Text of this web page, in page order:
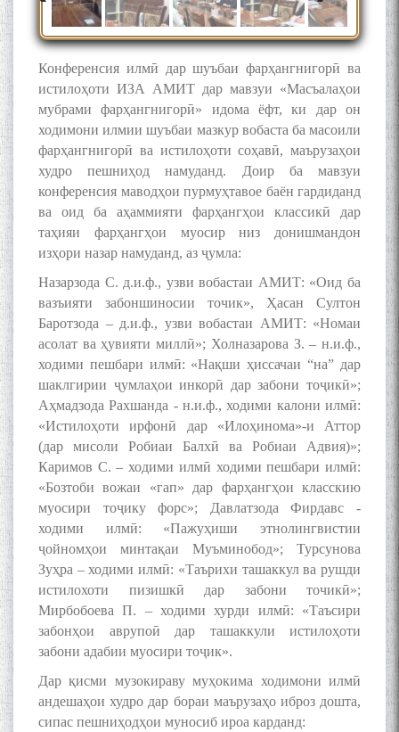
Конференсия илмӣ дар шуъбаи фарҳангнигорӣ ва
истилоҳоти ИЗА АМИТ дар мавзуи «Масъалаҳои
мубрами фарҳангнигорӣ» идома ёфт, ки дар он
ходимони илмии шуъбаи мазкур вобаста ба масоили
фарҳангнигорӣ ва истилоҳоти соҳавӣ, маърузаҳои
худро пешниҳод намуданд. Доир ба мавзуи
конференсия маводҳои пурмуҳтавое баён гардиданд
ва оид ба аҳаммияти фарҳангҳои классикӣ дар
таҳияи фарҳангҳои муосир низ донишмандон
изҳори назар намуданд, аз ҷумла:
Назарзода С. д.и.ф., узви вобастаи АМИТ: «Оид ба
вазъияти забоншиносии точик», Ҳасан Султон
Баротзода – д.и.ф., узви вобастаи АМИТ: «Номаи
асолат ва ҳувияти миллӣ»; Холназарова З. – н.и.ф.,
ходими пешбари илмӣ: «Нақши ҳиссачаи “на” дар
шаклгирии ҷумлаҳои инкорӣ дар забони тоҷикӣ»;
Аҳмадзода Рахшанда - н.и.ф., ходими калони илмӣ:
«Истилоҳоти ирфонӣ дар «Илоҳинома»-и Аттор
(дар мисоли Робиаи Балхӣ ва Робиаи Адвия)»;
Каримов С. – ходими илмӣ ходими пешбари илмӣ:
«Бозтоби вожаи «гап» дар фарҳангҳои класскию
муосири тоҷику форс»; Давлатзода Фирдавс -
ходими илмӣ: «Пажуҳиши этнолингвистии
ҷойномҳои минтақаи Муъминобод»; Турсунова
Зуҳра – ходими илмӣ: «Таърихи ташаккул ва рушди
истилохоти пизишкӣ дар забони точикӣ»;
Мирбобоева П. – ходими хурди илмӣ: «Таъсири
забонҳои аврупоӣ дар ташаккули истилоҳоти
забони адабии муосири тоҷик».
Дар қисми музокираву муҳокима ходимони илмӣ
андешаҳои худро дар бораи маърузаҳо иброз дошта,
сипас пешниҳодҳои муносиб ироа карданд:
ЗАБОНУ АДАБИ ТОҶИК
به عبارت دیگر: گفتگو با مومن
قناعت Mumin Qanoat
Сухбати навқаламон бо
Муъмин Қаноат\Meeting of
young talents with Mumyin
Kanoat
The Persian Gulf Beautiful
poetry from Устод Мумин
Қаноат (Ustod Mumin Qanoat)
and Master Mehryar
Mehrafarin about the conflict
of the name of the Persian
Gulf
Сайри Дарвоз бо Мӯъмин
мезанад